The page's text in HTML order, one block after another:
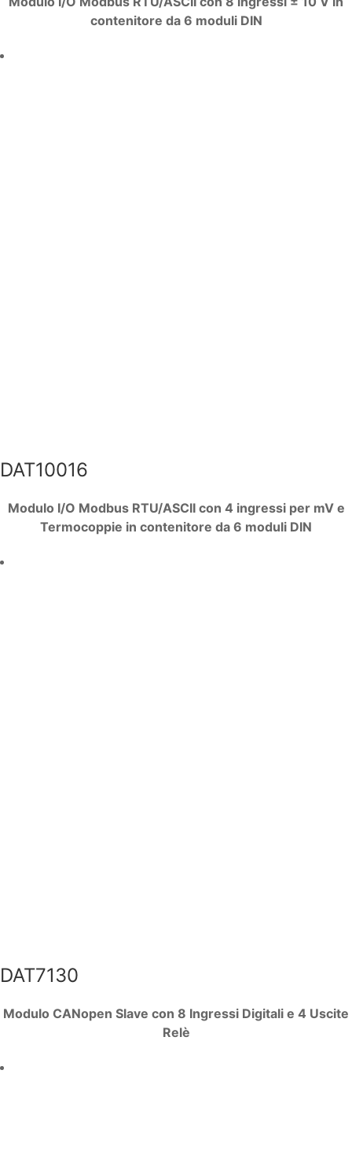
contenitore da 6 moduli DIN
DAT10016
Modulo I/O Modbus RTU/ASCII con 4 ingressi per mV e
Termocoppie in contenitore da 6 moduli DIN
DAT7130
Modulo CANopen Slave con 8 Ingressi Digitali e 4 Uscite
Relè